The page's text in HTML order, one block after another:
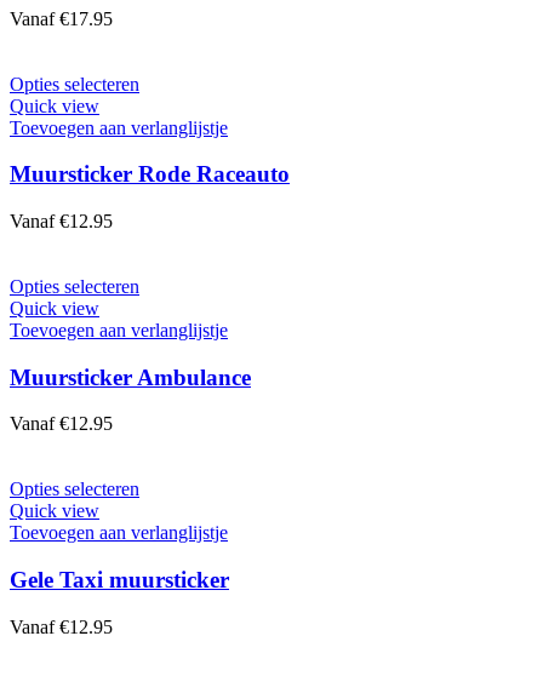
op
de
productpagina
Vanaf €17.95
Opties selecteren
heeft
variaties.
op
de
productpagina
Quick view
Toevoegen aan verlanglijstje
Muursticker Rode Raceauto
Vanaf €12.95
Opties selecteren
heeft
variaties.
Deze
op
de
productpagina
Quick view
Toevoegen aan verlanglijstje
Muursticker Ambulance
Vanaf €12.95
Opties selecteren
heeft
variaties.
Quick view
Toevoegen aan verlanglijstje
Gele Taxi muursticker
Vanaf €12.95